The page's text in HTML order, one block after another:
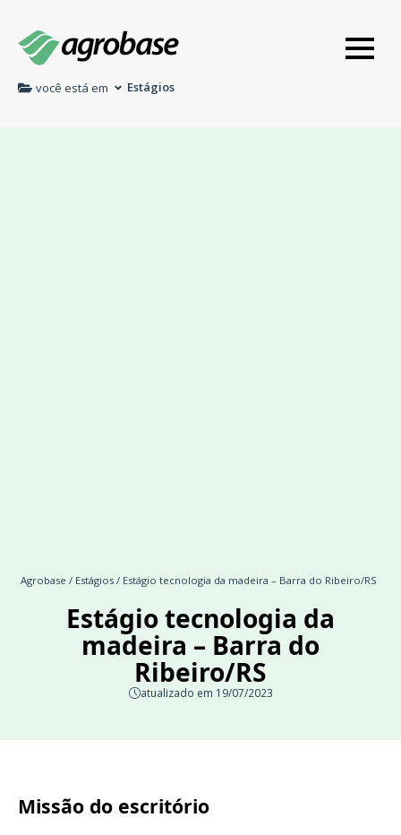
você está em Estágios
Agrobase / Estágios / Estágio tecnologia da madeira – Barra do Ribeiro/RS
Estágio tecnologia da
madeira – Barra do
Ribeiro/RS
atualizado em 19/07/2023
Missão do escritório